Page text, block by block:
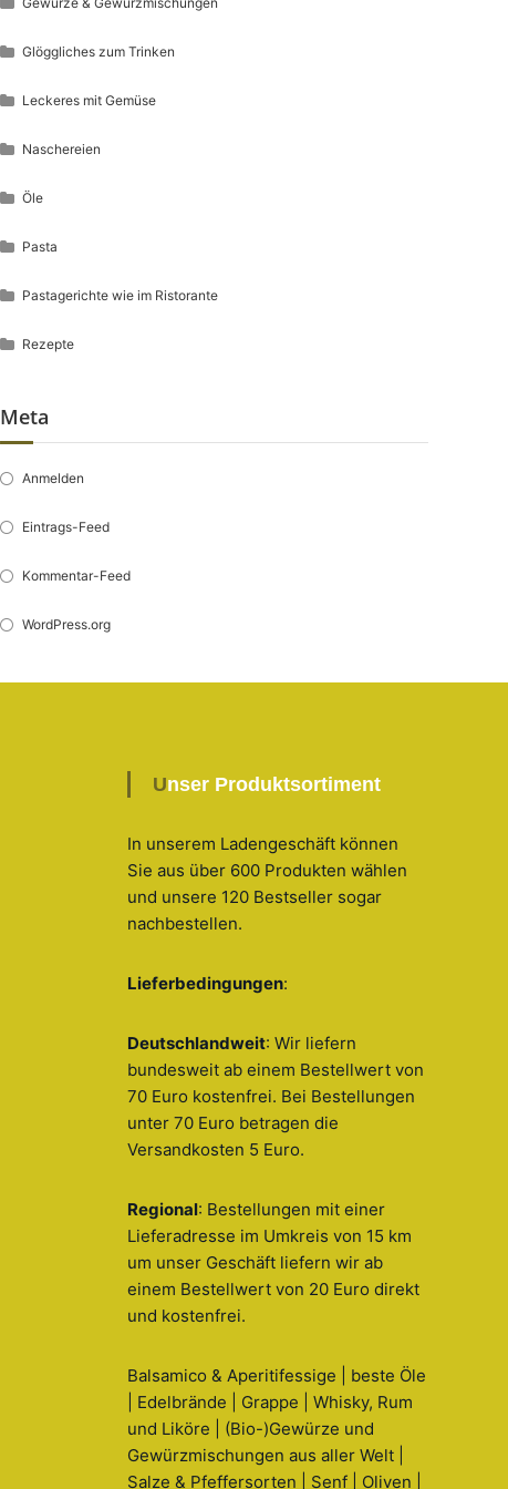
Glöggliches zum Trinken
Leckeres mit Gemüse
Naschereien
Öle
Pasta
Pastagerichte wie im Ristorante
Rezepte
Meta
Anmelden
Eintrags-Feed
Kommentar-Feed
WordPress.org
Unser Produktsortiment
In unserem Ladengeschäft können
Sie aus über 600 Produkten wählen
und unsere 120 Bestseller sogar
nachbestellen.
Lieferbedingungen:
Deutschlandweit: Wir liefern
bundesweit ab einem Bestellwert von
70 Euro kostenfrei. Bei Bestellungen
unter 70 Euro betragen die
Versandkosten 5 Euro.
Regional: Bestellungen mit einer
Lieferadresse im Umkreis von 15 km
um unser Geschäft liefern wir ab
einem Bestellwert von 20 Euro direkt
und kostenfrei.
Balsamico & Aperitifessige | beste Öle
| Edelbrände | Grappe | Whisky, Rum
und Liköre | (Bio-)Gewürze und
Gewürzmischungen aus aller Welt |
Salze & Pfeffersorten | Senf | Oliven |